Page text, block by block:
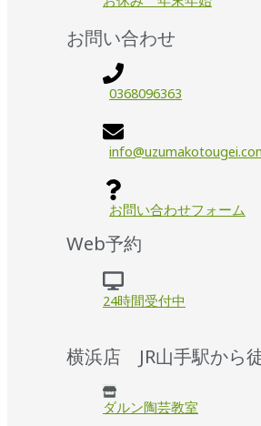
お問い合わせ
0368096363
お問い合わせフォーム
Web予約
24時間受付中
横浜店 JR山手駅から
ダルン陶芸教室